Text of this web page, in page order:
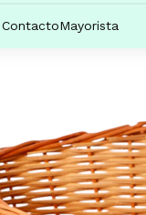
ContactoMayorista